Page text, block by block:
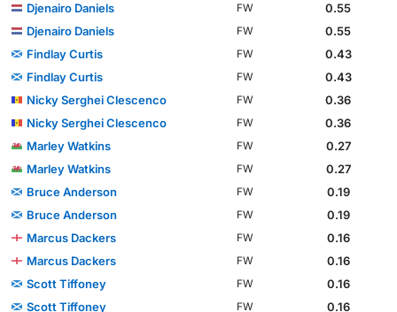
Djenairo Daniels
FW
0.55
Djenairo Daniels
FW
0.55
Findlay Curtis
FW
0.43
Findlay Curtis
FW
0.43
Nicky Serghei Clescenco
FW
0.36
Nicky Serghei Clescenco
FW
0.36
Marley Watkins
FW
0.27
Marley Watkins
FW
0.27
Bruce Anderson
FW
0.19
Bruce Anderson
FW
0.19
Marcus Dackers
FW
0.16
Marcus Dackers
FW
0.16
Scott Tiffoney
FW
0.16
Scott Tiffoney
FW
0.16